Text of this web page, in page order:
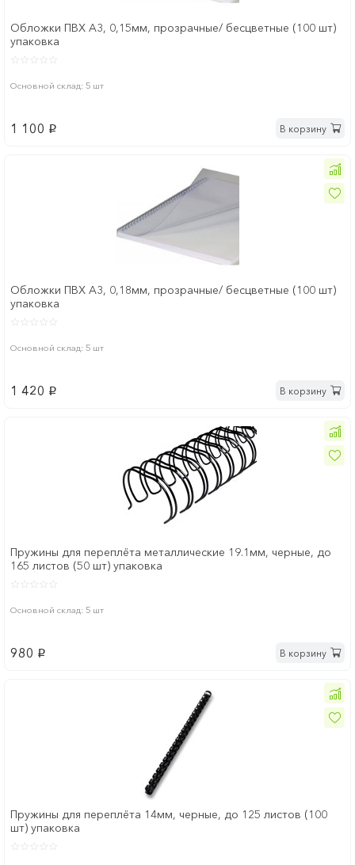
Обложки ПВХ А3, 0,15мм, прозрачные/ бесцветные (100 шт)
упаковка
Основной склад: 5 шт
1 100 p В корзину
Обложки ПВХ А3, 0,18мм, прозрачные/ бесцветные (100 шт)
упаковка
Основной склад: 5 шт
1 420 p В корзину
Пружины для переплёта металлические 19.1мм, черные, до
165 листов (50 шт) упаковка
Основной склад: 5 шт
980 p В корзину
Пружины для переплёта 14мм, черные, до 125 листов (100
шт) упаковка